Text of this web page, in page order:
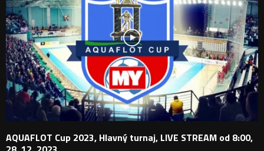
AQUAFLOT Cup 2023, Hlavný turnaj, LIVE STREAM od 8:00,